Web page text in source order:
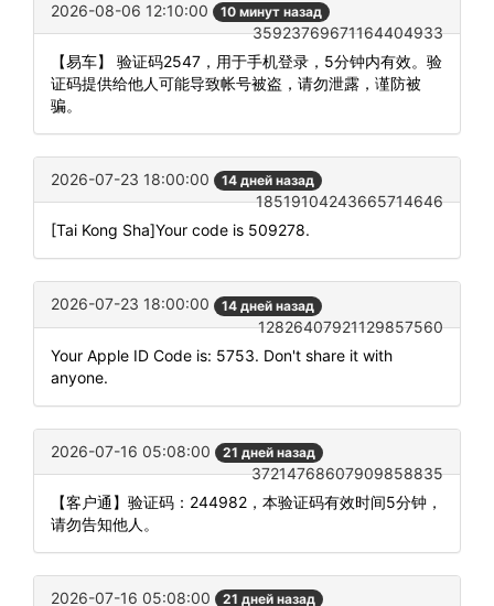
2026-08-06 12:10:00 10 минут назад
35923769671164404933
【易车】 验证码2547，用于手机登录，5分钟内有效。验
证码提供给他人可能导致帐号被盗，请勿泄露，谨防被
骗。
2026-07-23 18:00:00 14 дней назад
18519104243665714646
[Tai Kong Sha]Your code is 509278.
2026-07-23 18:00:00 14 дней назад
12826407921129857560
Your Apple ID Code is: 5753. Don't share it with
anyone.
2026-07-16 05:08:00 21 дней назад
37214768607909858835
【客户通】验证码：244982，本验证码有效时间5分钟，
请勿告知他人。
2026-07-16 05:08:00 21 дней назад